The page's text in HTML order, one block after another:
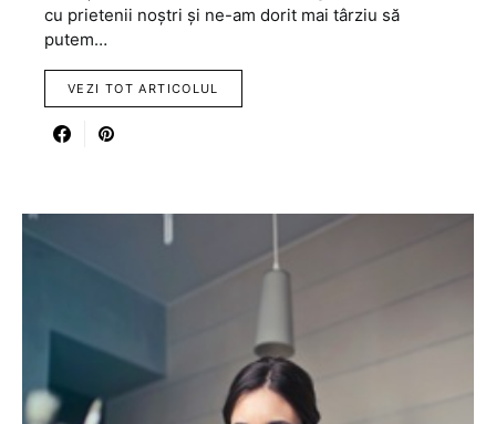
cu prietenii noștri și ne-am dorit mai târziu să
putem…
VEZI TOT ARTICOLUL